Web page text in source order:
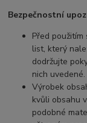
Bezpečnostní
Před
list, který
dodržujte
nich uvedené.
Výrobek
kvůli obsahu
podobné